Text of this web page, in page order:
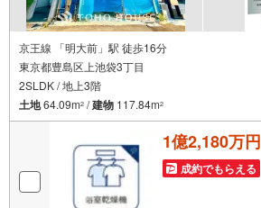
京王線 「明大前」駅 徒歩16分
東京都豊島区上池袋3丁目
2SLDK / 地上3階
土地64.09m2 /建物 117.84m2
1億2,180万円
成約でもらえる